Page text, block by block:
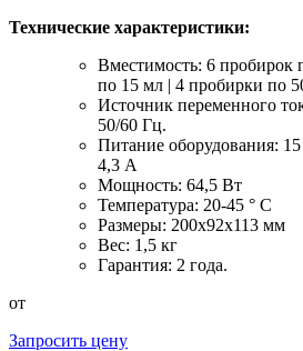
Технические характеристики:
Вместимость: 6 пробирок
по 15 мл | 4 пробирки по
Источник переменного
50/60 Гц.
Питание оборудования:
4,3 А
Мощность: 64,5 Вт
Температура: 20-45 ° C
Размеры: 200x92x113 мм
Вес: 1,5 кг
Гарантия: 2 года.
от
Запросить цену